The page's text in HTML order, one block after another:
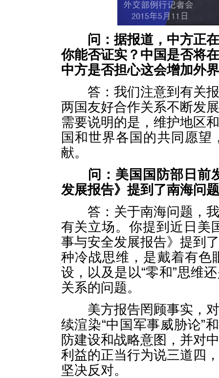
问：据报道，中方正
你能否证实？中国是否将
中方是否担心这会增加外
答：我们注意到有关报
两国友好合作关系不断发
需要说明的是，维护地区
国和世界各国的共同愿
献。
问： 美国国防部日前
发展报告》提到了南海问
答：关于南海问题，我
有关立场。你提到近日美
事与安全发展报告》提到
种冷战思维，是戴着有色
设，以及是以“零和”思维
关系的问题。
美方报告罔顾事实，对
续渲染“中国军事威胁论”
防建设和战略意图，并对
利益的正当行为说三道四
坚决反对。